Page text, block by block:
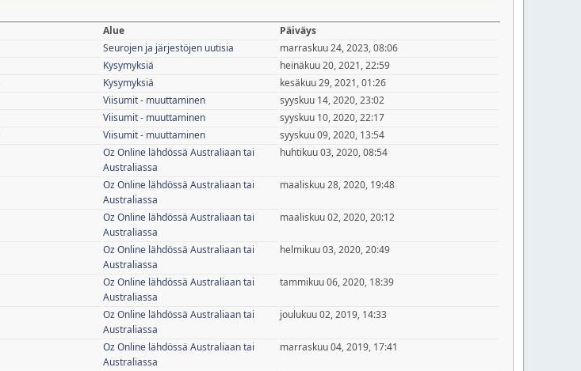
Alue
Päiväys
Seurojen ja järjestöjen uutisia
marraskuu 24, 2023, 08:06
Kysymyksiä
heinäkuu 20, 2021, 22:59
Kysymyksiä
kesäkuu 29, 2021, 01:26
Viisumit - muuttaminen
syyskuu 14, 2020, 23:02
Viisumit - muuttaminen
syyskuu 10, 2020, 22:17
Viisumit - muuttaminen
syyskuu 09, 2020, 13:54
Oz Online lähdössä Australiaan tai
Australiassa
huhtikuu 03, 2020, 08:54
Oz Online lähdössä Australiaan tai
Australiassa
maaliskuu 28, 2020, 19:48
Oz Online lähdössä Australiaan tai
Australiassa
maaliskuu 02, 2020, 20:12
Oz Online lähdössä Australiaan tai
Australiassa
helmikuu 03, 2020, 20:49
Oz Online lähdössä Australiaan tai
Australiassa
tammikuu 06, 2020, 18:39
Oz Online lähdössä Australiaan tai
Australiassa
joulukuu 02, 2019, 14:33
Oz Online lähdössä Australiaan tai
Australiassa
marraskuu 04, 2019, 17:41